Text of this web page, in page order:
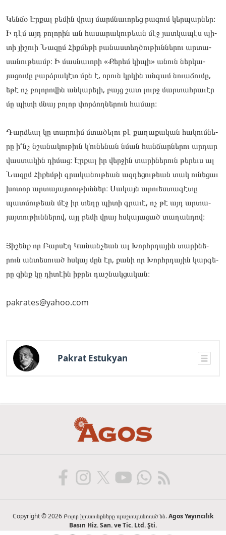
Կեն­­­ճօ Էր­­­քալ բե­­­մին վրայ մարմնա­­­ւորեց բա­­­զում կեր­­­պարներ։
Ի դէմ այդ բո­­­լորին ան հա­­­սարա­­­կու­­­թեան մէջ յատ­­­կա­­­­­­­պէս պի­­­
տի յի­­­շուի Նա­­­զըմ Հիք­­­մե­­­­­­­թի բա­­­նաս­­­տեղծու­­­թիւննե­­­րու ար­­­տա­­­­­­­
սանութեամբ։ Ի մաս­­­նա­­­­­­­ւորի «Քե­­­րեմ կի­­­պի» անուն ներ­­­կա­­­­­­­
յացու­­­մը բարձրա­­­կէտ մըն է, որուն կրկին ան­­­գամ նո­­­ւաճու­­­մը,
եթէ ոչ բո­­­լորո­­­վին ան­­­կա­­­­­­­րելի, բայց շատ լուրջ մար­­­տահրա­­­ւէր
մը պի­­­տի մնայ բո­­­լոր փոր­­­ձողնե­­­րուն հա­­­մար։
Դար­­­ձեալ կը տա­­­րուիմ մտա­­­ծելու թէ քա­­­ղաքա­­­կան հա­­­կումնե­­­
րը ի՞նչ նշա­­­նակու­­­թիւն կ՚ու­­­նե­­­­­­­նան նման հան­­­ճարնե­­­րու ար­­­դար
վաս­­­տա­­­­­­­կին դի­­­մաց։ Էր­­­քալ իր վեր­­­ջին տա­­­րինե­­­րուն թե­­­րեւս ալ
Նա­­­զըմ Հի­­­քեմ­­­թի գրա­­­կանու­­­թեան ազ­­­դե­­­­­­­ցու­­­թեան տակ ու­­­նե­­­­­­­ցաւ
խո­­­տոր ար­­­տա­­­­­­­յայ­­­տութիւններ։ Սա­­­կայն արո­­­ւես­­­տա­­­­­­­գէտը
պատ­­­մութեան մէջ իր տե­­­ղը պի­­­տի գրա­­­ւէ, ոչ թէ այդ ար­­­տա­­­­­­­
յայ­­­տութիւննե­­­րով, այլ բե­­­մի վրայ հսկա­­­յացած տա­­­ղան­­­դով։
Յի­­­շենք որ Բար­­­սէղ Կա­­­նան­­­չեան ալ Խորհրդա­­­յին տա­­­րինե­­­
րուն ան­­­տե­­­­­­­սուած հսկայ մըն էր, քա­­­նի որ Խորհրդա­­­յին կար­­­գե­­­­­­­
րը զինք կը դի­­­տէին իբ­­­րեւ դաշ­­­նակցա­­­կան։
pakrates@yahoo.com
Pakrat Estukyan
Copyright © 2026 Բոլոր իրաւունքները պաշտպանուած են.Agos Yayıncılık
Basın Hiz. San. ve Tic. Ltd. Şti.